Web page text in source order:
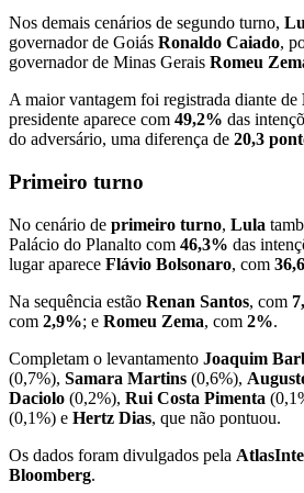
Nos demais cenários de segundo turno,
governador de Goiás Ronaldo Caiado,
governador de Minas Gerais Romeu
A maior vantagem foi registrada diante de
presidente aparece com 49,2% das
do adversário, uma diferença de 20,3
Primeiro turno
No cenário de primeiro turno, Lula
Palácio do Planalto com 46,3% das
lugar aparece Flávio Bolsonaro, com
Na sequência estão Renan Santos, com
com 2,9%; e Romeu Zema, com 2%.
Completam o levantamento Joaquim
(0,7%), Samara Martins (0,6%),
Daciolo (0,2%), Rui Costa Pimenta
(0,1%) e Hertz Dias, que não pontuou.
Os dados foram divulgados pela
Bloomberg.